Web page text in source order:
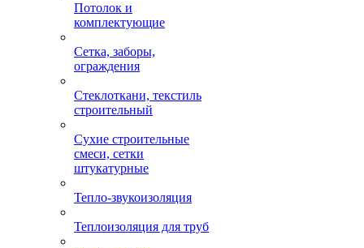
Потолок и
комплектующие
Сетка, заборы,
ограждения
Стеклоткани, текстиль
строительный
Сухие строительные
смеси, сетки
штукатурные
Тепло-звукоизоляция
Теплоизоляция для труб